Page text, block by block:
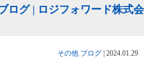
ログ | ロジフォワード株式会
その他 ブログ 2024.01.29